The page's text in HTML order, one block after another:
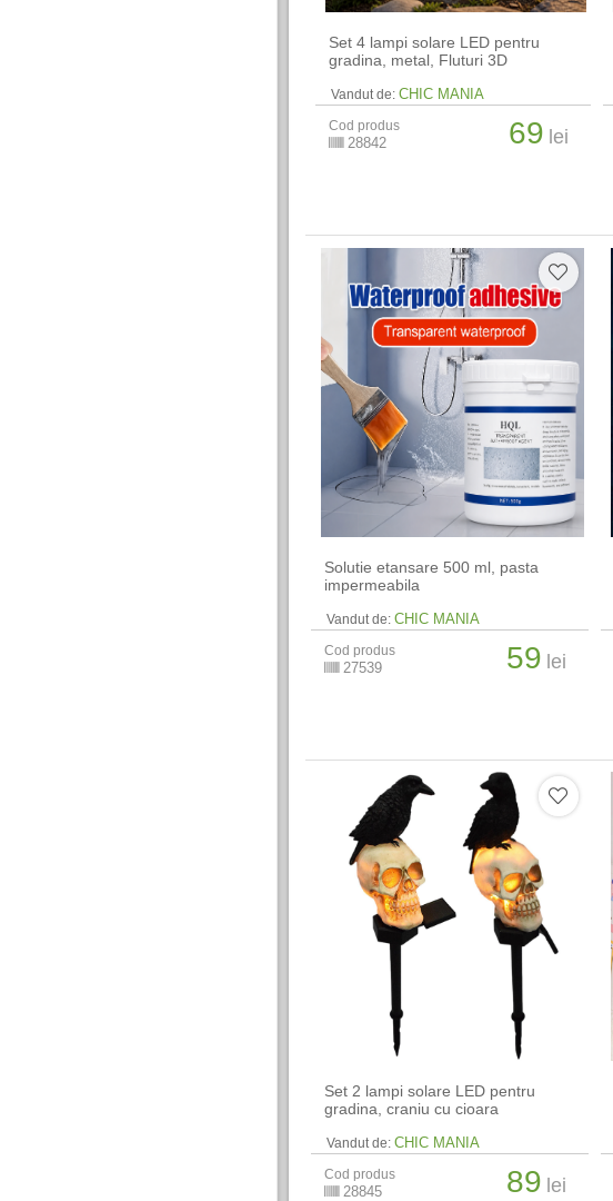
Set 4 lampi solare LED pentru
gradina, metal, Fluturi 3D
Vandut de: CHIC MANIA
Cod produs
28842 69 lei
Solutie etansare 500 ml, pasta
impermeabila
Vandut de: CHIC MANIA
Cod produs
27539 59 lei
Set 2 lampi solare LED pentru
gradina, craniu cu cioara
Vandut de: CHIC MANIA
Cod produs
28845 89 lei